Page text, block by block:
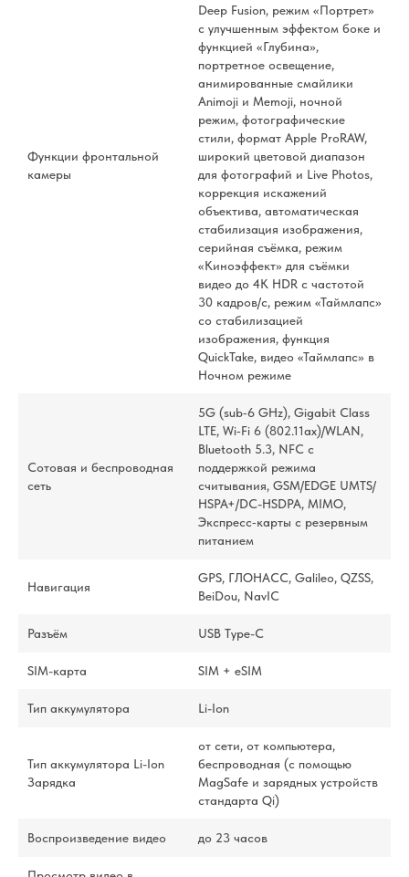
Функции фронтальной
камеры
Deep Fusion, режим «Портрет»
с улучшенным эффектом боке и
функцией «Глубина»,
портретное освещение,
анимированные смайлики
Animoji и Memoji, ночной
режим, фотографические
стили, формат Apple ProRAW,
широкий цветовой диапазон
для фотографий и Live Photos,
коррекция искажений
объектива, автоматическая
стабилизация изображения,
серийная съëмка, режим
«Киноэффект» для съёмки
видео до 4K HDR с частотой
30 кадров/с, режим «Таймлапс»
со стабилизацией
изображения, функция
QuickTake, видео «Таймлапс» в
Ночном режиме
Сотовая и беспроводная
сеть
5G (sub‑6 GHz), Gigabit Class
LTE, Wi‑Fi 6 (802.11ax)/WLAN,
Bluetooth 5.3, NFC с
поддержкой режима
считывания, GSM/EDGE UMTS/​
HSPA+/​DC-HSDPA, MIMO,
Экспресс‑карты с резервным
питанием
Навигация
GPS, ГЛОНАСС, Galileo, QZSS,
BeiDou, NavIC
Разъём USB Type-C
SIM-карта SIM + eSIM
Тип аккумулятора Li-Ion
Тип аккумулятора Li-Ion
Зарядка
от сети, от компьютера,
беспроводная (с помощью
MagSafe и зарядных устройств
стандарта Qi)
Воспроизведение видео до 23 часов